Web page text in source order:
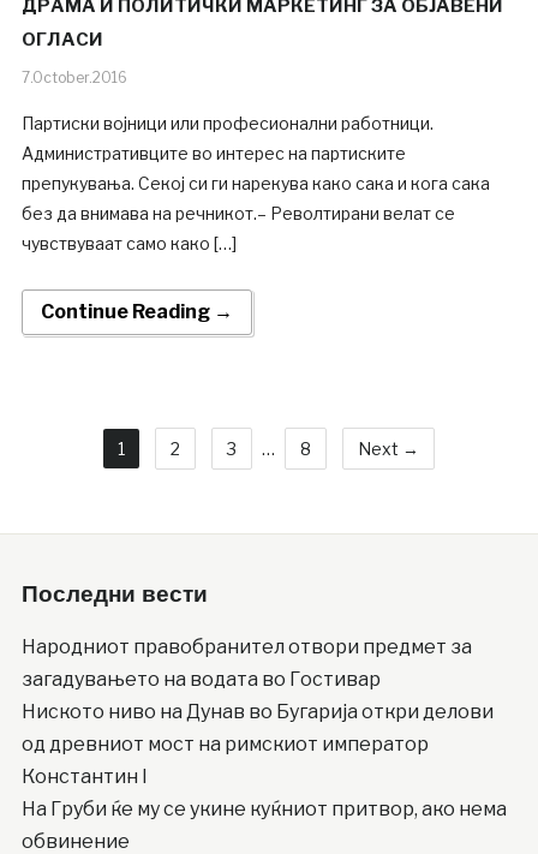
ДРАМА И ПОЛИТИЧКИ МАРКЕТИНГ ЗА ОБЈАВЕНИ
ОГЛАСИ
7.October.2016
Партиски војници или професионални работници.
Административците во интерес на партиските
препукувања. Секој си ги нарекува како сака и кога сака
без да внимава на речникот.– Револтирани велат се
чувствуваат само како […]
Continue Reading →
1 2 3 … 8 Next →
Последни вести
Народниот правобранител отвори предмет за
загадувањето на водата во Гостивар
Ниското ниво на Дунав во Бугарија откри делови
од древниот мост на римскиот император
Константин I
На Груби ќе му се укине куќниот притвор, ако нема
обвинение